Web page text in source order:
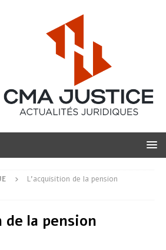
L’acquisition de la pension
de la pension